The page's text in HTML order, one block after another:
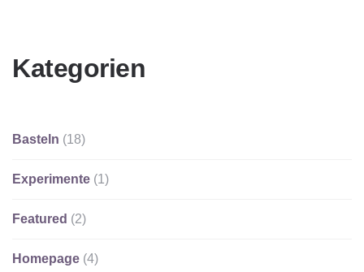
Kategorien
Basteln (18)
Experimente (1)
Featured (2)
Homepage (4)